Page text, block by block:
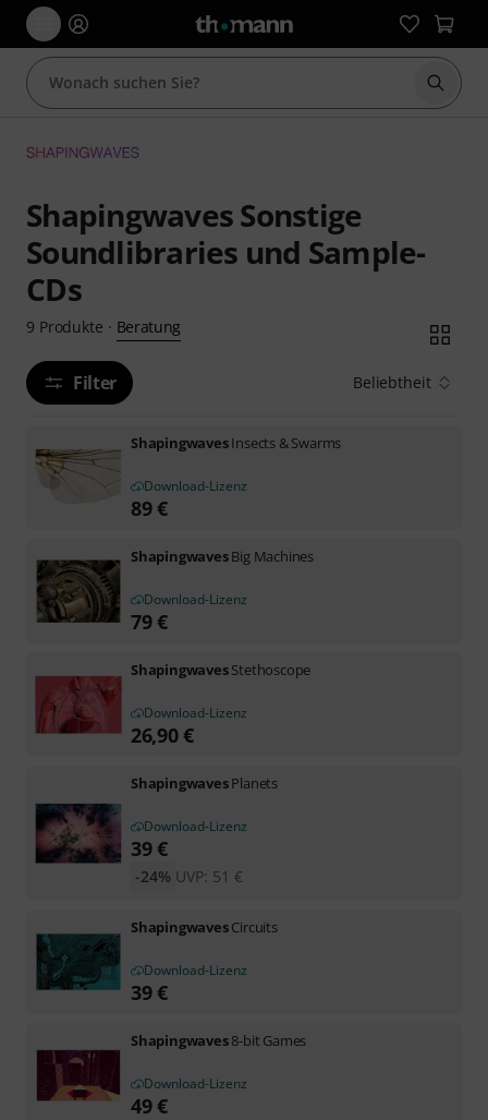
Suche
Shapingwaves Sonstige
Soundlibraries und Sample-
CDs
9 Produkte · Beratung
Filter Beliebtheit
ShapingwavesInsects & Swarms
Download-Lizenz
89€
ShapingwavesBig Machines
Download-Lizenz
79€
ShapingwavesStethoscope
Download-Lizenz
26,90€
ShapingwavesPlanets
Download-Lizenz
39€
UVP: 51 €
-24%
ShapingwavesCircuits
Download-Lizenz
39€
Shapingwaves8-bit Games
Download-Lizenz
49€